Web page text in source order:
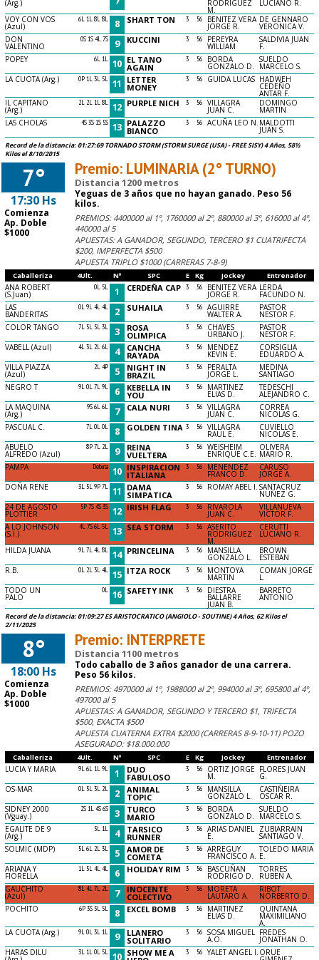
(Arg.) RODRIGUEZ
M.
LUCIANO R.
VOY CON VOS
(Azul)
6L 1L 8L 8L 8 SHART TON 3 56 BENITEZ VERA
JORGE R.
DE GENNARO
VERONICA V.
DON
VALENTINO
0S 1S 4L 7S 9 KUCCINI 3 56 PEREYRA
WILLIAM
SALDIVIA JUAN
F.
POPEY
6L 1L 10 EL TANO
AGAIN
3 56 BORDA
GONZALO D.
SUELDO
MARCELO S.
LA CUOTA (Arg.)
0P 1L 3L 5L 11 LETTER
MONEY
3 56 GUIDA LUCAS HADWEH
CEDEÑO
ANTAR F.
IL CAPITANO
(Arg.)
2L 2L 1L 8L 12 PURPLE NICH 3 56 VILLAGRA
JUAN C.
DOMINGO
MARTIN
LAS CHOLAS
4S 3S 1S 5S 13 PALAZZO
BIANCO
3 56 ACUÑA LEO N. MALDOTTI
JUAN S.
Record de la distancia: 01:27:69 TORNADO STORM (STORM SURGE (USA) - FREE SISY) 4 Años, 58½
Kilos el 8/10/2015
7°
17:30 Hs
Comienza
Ap. Doble
$1000
Premio: LUMINARIA (2° TURNO)
Distancia 1200 metros
Yeguas de 3 años que no hayan ganado. Peso 56
kilos.
PREMIOS: 4400000 al 1º, 1760000 al 2º, 880000 al 3º, 616000 al 4º,
440000 al 5
APUESTAS: A GANADOR, SEGUNDO, TERCERO $1 CUATRIFECTA
$200, IMPERFECTA $500
APUESTA TRIPLO $1000 (CARRERAS 7-8-9)
Caballeriza 4Ult. Nº SPC E Kg Jockey Entrenador
ANA ROBERT
(S.Juan)
0L 5L 1 CERDEÑA CAP 3 56 BENITEZ VERA
JORGE R.
LERDA
FACUNDO N.
LAS
BANDERITAS
0L 9L 4L 4L 2 SUHAILA 3 56 AGUIRRE
WALTER A.
PASTOR
NESTOR F.
COLOR TANGO
7L 5L 5L 3L 3 ROSA
OLIMPICA
3 56 CHAVES
URBANO J.
PASTOR
NESTOR F.
VABELL (Azul)
4L 3L 2L 6L 4 CANCHA
RAYADA
3 56 MENDEZ
KEVIN E.
CORSIGLIA
EDUARDO A.
VILLA PIAZZA
(Azul)
2L 4P 5 NIGHT IN
BRAZIL
3 56 PERALTA
JORGE L.
MEDINA
SANTIAGO
NEGRO T
9L 0L 7L 9L 6 KEBELLA IN
YOU
3 56 MARTINEZ
ELIAS D.
TEDESCHI
ALEJANDRO C.
LA MAQUINA
(Arg.)
9S 6L 6L 7 CALA NURI 3 56 VILLAGRA
JUAN C.
CORREA
NICOLAS G.
PASCUAL C.
7L 0L 0L 8 GOLDEN TINA 3 56 VILLAGRA
RAUL E.
CUVIELLO
NICOLAS E.
ABUELO
ALFREDO (Azul)
8P 7L 2L 9 REINA
VUELTERA
3 56 WEISHEIM
ENRIQUE C.E.
OLIVERA
MARIO R.
PAMPA
Debuta 10 INSPIRACION
ITALIANA
3 56 MENENDEZ
FRANCO D.
CARUSO
JORGE A.
DOÑA RENE
3L 5L 9P 7L 11 DAMA
SIMPATICA
3 56 ROMAY ABEL I. SANTACRUZ
NUÑEZ G.
24 DE AGOSTO
PLOTTIER
5P 7S 4S 3S 12 IRISH FLAG 3 56 RIVAROLA
JUAN C.
VILLANUEVA
VICTOR F.
A LO JOHNSON
(S.I.)
4L 7S 6L 5L 13 SEA STORM 3 56 ASERITO
RODRIGUEZ
M.
CERUTTI
LUCIANO R.
HILDA JUANA
9L 7L 4L 8L 14 PRINCELINA 3 56 MANSILLA
GONZALO L.
BROWN
ESTEBAN
R.B.
0L 2L 3L 4L 15 ITZA ROCK 3 56 MONTOYA
MARTIN
COMAN JORGE
L.
TODO UN
PALO
0L 16 SAFETY INK 3 56 DIESTRA
BALLARRE
JUAN B.
BARRETO
ANTONIO
Record de la distancia: 01:09:27 ES ARISTOCRATICO (ANGIOLO - SOUTINE) 4 Años, 62 Kilos el
2/11/2025
8°
18:00 Hs
Comienza
Ap. Doble
$1000
Premio: INTERPRETE
Distancia 1100 metros
Todo caballo de 3 años ganador de una carrera.
Peso 56 kilos.
PREMIOS: 4970000 al 1º, 1988000 al 2º, 994000 al 3º, 695800 al 4º,
497000 al 5
APUESTAS: A GANADOR, SEGUNDO Y TERCERO $1, TRIFECTA
$500, EXACTA $500
APUESTA CUATERNA EXTRA $2000 (CARRERAS 8-9-10-11) POZO
ASEGURADO: $18.000.000
Caballeriza 4Ult. Nº SPC E Kg Jockey Entrenador
LUCIA Y MARIA 9L 6L 1L 9L 1 DUO
FABULOSO
3 56 ORTIZ JORGE
M.
FLORES JUAN
G.
OS-MAR
0L 5L 3L 2L 2 ANIMAL
TOPIC
3 56 MANSILLA
GONZALO L.
CASTIÑEIRA
OSCAR R.
SIDNEY 2000
(Vguay.)
2S 1L 4S 6S 3 TURCO
MARIO
3 56 BORDA
GONZALO D.
SUELDO
MARCELO S.
EGALITE DE 9
(Arg.)
5L 1L 4 TARSICO
RUNNER
3 56 ARIAS DANIEL
E.
ZUBIARRAIN
SANTIAGO V.
SOLMIC (MDP)
5L 6L 2L 3L 5 AMOR DE
COMETA
3 56 ARREGUY
FRANCISCO A.
TOLEDO MARIA
E.
ARIANA Y
FIORELLA
1L 5L 4L 4L 6 HOLIDAY RIM 3 56 BASCUÑAN
RODRIGO D.
TORRES
RUBEN A.
GAUCHITO
(Azul)
8L 4L 7L 2L 7 INOCENTE
COLECTIVO
3 56 MORETA
LAUTARO A.
RIBOT
NORBERTO D.
POCHITO
6P 3S 5L 5L 8 EXCEL BOMB 3 56 MARTINEZ
ELIAS D.
QUINTANA
MAXIMILIANO
A.
LA CUOTA (Arg.)
9L 0L 3L 1L 9 LLANERO
SOLITARIO
3 56 SOSA MIGUEL
A.O.
FREDES
JONATHAN O.
HARAS DILU
3L 1L 0L 5L 10 SHOW ME A 3 56 YALET ANGEL I. ORUE